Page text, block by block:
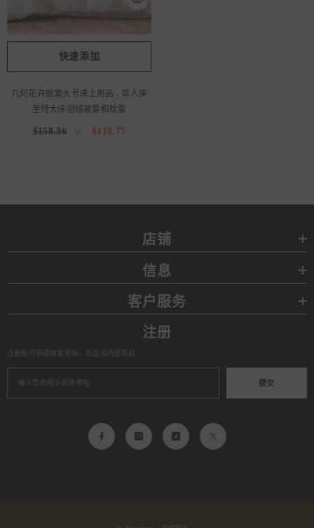
快速添加
几何花卉图案大号床上用品 - 单人床
至特大床羽绒被套和枕套
$158.36 $118.77
店铺
信息
客户服务
注册
注册即可获得独家更新、新品和内部折扣
提交